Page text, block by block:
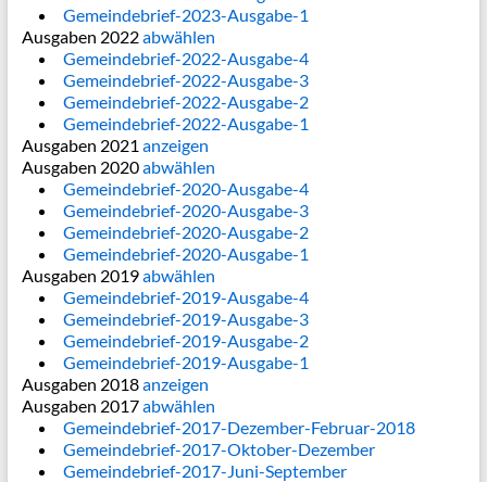
Gemeindebrief-2023-Ausgabe-1
Ausgaben 2022abwählen
Gemeindebrief-2022-Ausgabe-4
Gemeindebrief-2022-Ausgabe-3
Gemeindebrief-2022-Ausgabe-2
Gemeindebrief-2022-Ausgabe-1
Ausgaben 2021 anzeigen
Ausgaben 2020abwählen
Gemeindebrief-2020-Ausgabe-4
Gemeindebrief-2020-Ausgabe-3
Gemeindebrief-2020-Ausgabe-2
Gemeindebrief-2020-Ausgabe-1
Ausgaben 2019abwählen
Gemeindebrief-2019-Ausgabe-4
Gemeindebrief-2019-Ausgabe-3
Gemeindebrief-2019-Ausgabe-2
Gemeindebrief-2019-Ausgabe-1
Ausgaben 2018anzeigen
Ausgaben 2017abwählen
Gemeindebrief-2017-Dezember-Februar-2018
Gemeindebrief-2017-Oktober-Dezember
Gemeindebrief-2017-Juni-September